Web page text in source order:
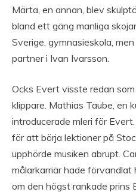
Märta, en annan, blev
bland ett gäng manliga
Sverige, gymnasieskola,
partner i Ivan Ivarsson.
Ocks Evert visste redan
klippare. Mathias Taube, en
introducerade mleri för
för att börja lektioner på
upphörde musiken abrupt.
målarkarriär hade förvandlat
om den högst rankade prins